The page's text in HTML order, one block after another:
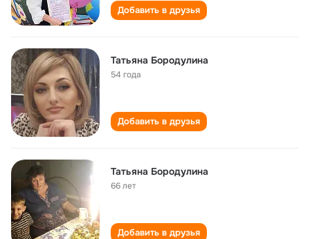
Добавить в друзья
Татьяна Бородулина
54 года
Добавить в друзья
Татьяна Бородулина
66 лет
Добавить в друзья